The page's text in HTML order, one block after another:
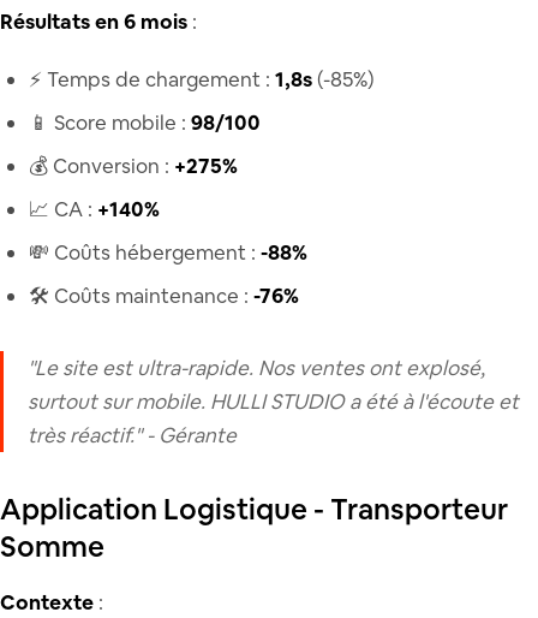
Résultats en 6 mois :
⚡ Temps de chargement : 1,8s(-85%)
📱 Score mobile : 98/100
💰 Conversion : +275%
📈 CA : +140%
💸 Coûts hébergement : -88%
🛠️ Coûts maintenance : -76%
"Le site est ultra-rapide. Nos ventes ont explosé,
surtout sur mobile. HULLI STUDIO a été à l'écoute et
très réactif."- Gérante
Application Logistique - Transporteur
Somme
Contexte :